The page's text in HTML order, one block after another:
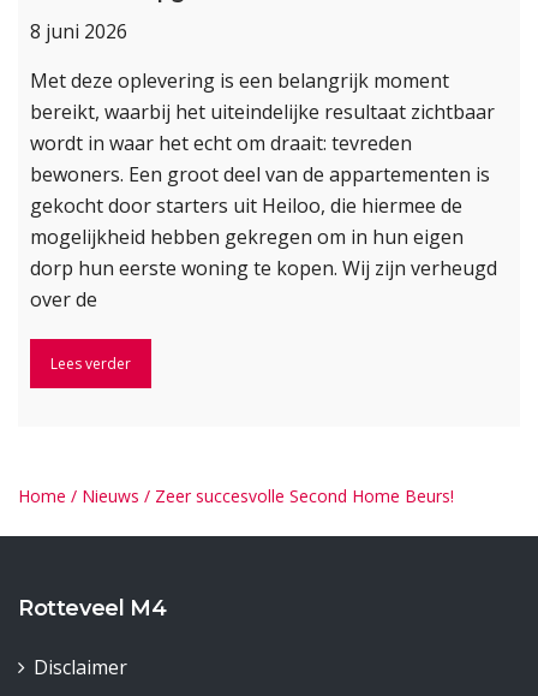
8 juni 2026
Met deze oplevering is een belangrijk moment
bereikt, waarbij het uiteindelijke resultaat zichtbaar
wordt in waar het echt om draait: tevreden
bewoners. Een groot deel van de appartementen is
gekocht door starters uit Heiloo, die hiermee de
mogelijkheid hebben gekregen om in hun eigen
dorp hun eerste woning te kopen. Wij zijn verheugd
over de
Lees verder
Home / Nieuws / Zeer succesvolle Second Home Beurs!
Rotteveel M4
Disclaimer